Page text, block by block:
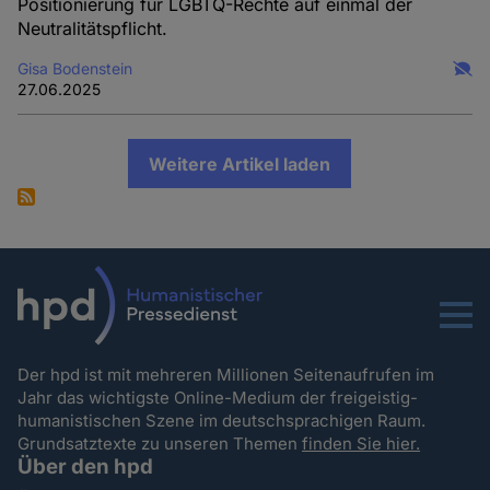
Neutralitätspflicht.
Gisa Bodenstein
27.06.2025
Weitere Artikel laden
Menu
Der hpd ist mit mehreren Millionen Seitenaufrufen im
Jahr das wichtigste Online-Medium der freigeistig-
humanistischen Szene im deutschsprachigen Raum.
Grundsatztexte zu unseren Themenfinden Sie hier.
Über den hpd